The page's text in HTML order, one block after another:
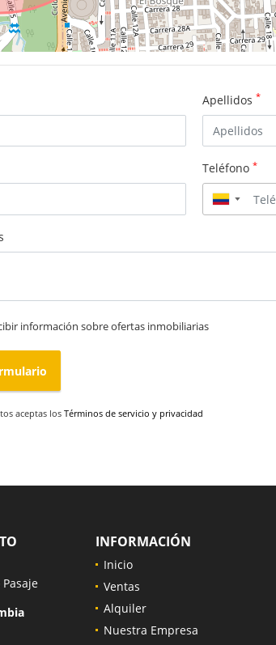
Apellidos *
Teléfono *
▼
información sobre ofertas inmobiliarias
aceptas losTérminos de servicio y privacidad
INFORMACIÓN
Inicio
Ventas
Alquiler
Nuestra Empresa